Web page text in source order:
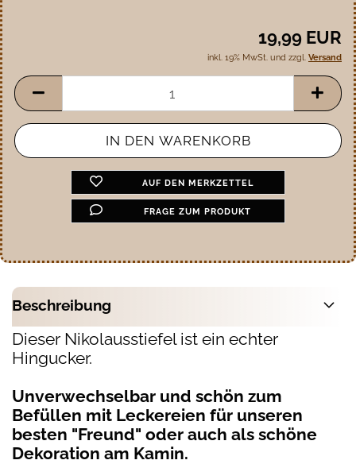
19,99 EUR
inkl. 19% MwSt. und zzgl. Versand
AUF DEN MERKZETTEL
FRAGE ZUM PRODUKT
Beschreibung
Dieser Nikolausstiefel ist ein echter
Hingucker.
Unverwechselbar und schön zum
Befüllen mit Leckereien für unseren
besten "Freund" oder auch als schöne
Dekoration am Kamin.